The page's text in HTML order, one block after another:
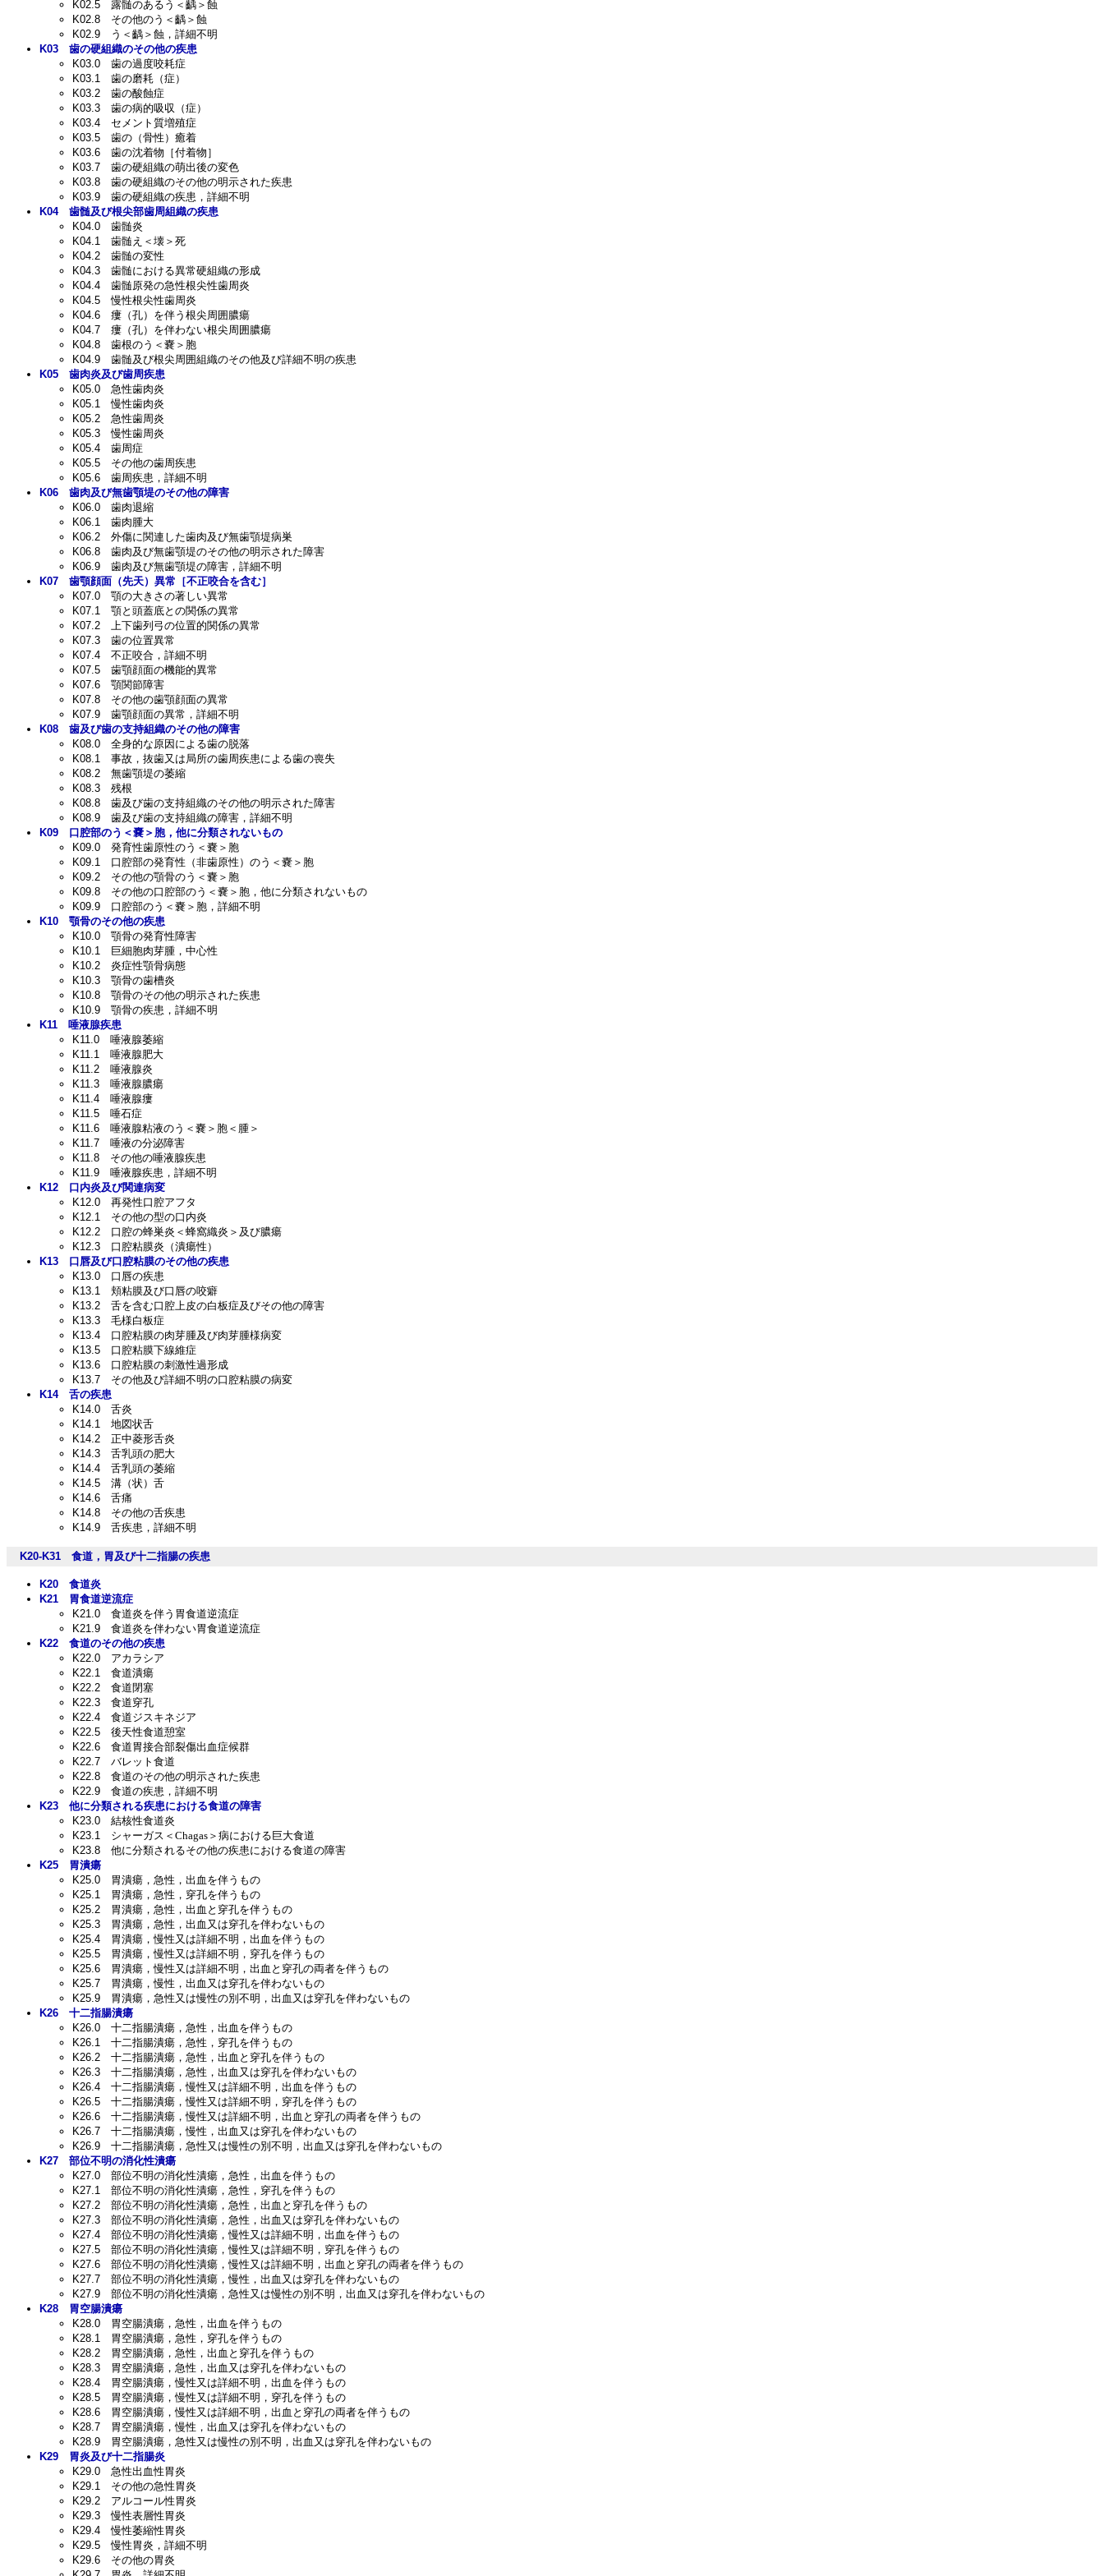
K02.5 露髄のあるう＜齲＞蝕
K02.8 その他のう＜齲＞蝕
K02.9 う＜齲＞蝕，詳細不明
K03 歯の硬組織のその他の疾患
K03.0 歯の過度咬耗症
K03.1 歯の磨耗（症）
K03.2 歯の酸蝕症
K03.3 歯の病的吸収（症）
K03.4 セメント質増殖症
K03.5 歯の（骨性）癒着
K03.6 歯の沈着物［付着物］
K03.7 歯の硬組織の萌出後の変色
K03.8 歯の硬組織のその他の明示された疾患
K03.9 歯の硬組織の疾患，詳細不明
K04歯髄及び根尖部歯周組織の疾患
K04.0 歯髄炎
K04.1 歯髄え＜壊＞死
K04.2 歯髄の変性
K04.3 歯髄における異常硬組織の形成
K04.4 歯髄原発の急性根尖性歯周炎
K04.5 慢性根尖性歯周炎
K04.6 瘻（孔）を伴う根尖周囲膿瘍
K04.7 瘻（孔）を伴わない根尖周囲膿瘍
K04.8 歯根のう＜嚢＞胞
K04.9 歯髄及び根尖周囲組織のその他及び詳細不明の疾患
K05 歯肉炎及び歯周疾患
K05.0 急性歯肉炎
K05.1 慢性歯肉炎
K05.2 急性歯周炎
K05.3 慢性歯周炎
K05.4 歯周症
K05.5 その他の歯周疾患
K05.6 歯周疾患，詳細不明
K06 歯肉及び無歯顎堤のその他の障害
K06.0 歯肉退縮
K06.1 歯肉腫大
K06.2 外傷に関連した歯肉及び無歯顎堤病巣
K06.8 歯肉及び無歯顎堤のその他の明示された障害
K06.9 歯肉及び無歯顎堤の障害，詳細不明
K07 歯顎顔面（先天）異常［不正咬合を含む］
K07.0 顎の大きさの著しい異常
K07.1 顎と頭蓋底との関係の異常
K07.2 上下歯列弓の位置的関係の異常
K07.3 歯の位置異常
K07.4 不正咬合，詳細不明
K07.5 歯顎顔面の機能的異常
K07.6 顎関節障害
K07.8 その他の歯顎顔面の異常
K07.9 歯顎顔面の異常，詳細不明
K08 歯及び歯の支持組織のその他の障害
K08.0 全身的な原因による歯の脱落
K08.1 事故，抜歯又は局所の歯周疾患による歯の喪失
K08.2 無歯顎堤の萎縮
K08.3 残根
K08.8 歯及び歯の支持組織のその他の明示された障害
K08.9 歯及び歯の支持組織の障害，詳細不明
K09 口腔部のう＜嚢＞胞，他に分類されないもの
K09.0 発育性歯原性のう＜嚢＞胞
K09.1 口腔部の発育性（非歯原性）のう＜嚢＞胞
K09.2 その他の顎骨のう＜嚢＞胞
K09.8 その他の口腔部のう＜嚢＞胞，他に分類されないもの
K09.9 口腔部のう＜嚢＞胞，詳細不明
K10 顎骨のその他の疾患
K10.0 顎骨の発育性障害
K10.1 巨細胞肉芽腫，中心性
K10.2 炎症性顎骨病態
K10.3 顎骨の歯槽炎
K10.8 顎骨のその他の明示された疾患
K10.9 顎骨の疾患，詳細不明
K11 唾液腺疾患
K11.0 唾液腺萎縮
K11.1 唾液腺肥大
K11.2 唾液腺炎
K11.3 唾液腺膿瘍
K11.4 唾液腺瘻
K11.5 唾石症
K11.6 唾液腺粘液のう＜嚢＞胞＜腫＞
K11.7 唾液の分泌障害
K11.8 その他の唾液腺疾患
K11.9 唾液腺疾患，詳細不明
K12 口内炎及び関連病変
K12.0 再発性口腔アフタ
K12.1 その他の型の口内炎
K12.2 口腔の蜂巣炎＜蜂窩織炎＞及び膿瘍
K12.3 口腔粘膜炎（潰瘍性）
K13 口唇及び口腔粘膜のその他の疾患
K13.0 口唇の疾患
K13.1 頬粘膜及び口唇の咬癖
K13.2 舌を含む口腔上皮の白板症及びその他の障害
K13.3 毛様白板症
K13.4 口腔粘膜の肉芽腫及び肉芽腫様病変
K13.5 口腔粘膜下線維症
K13.6 口腔粘膜の刺激性過形成
K13.7 その他及び詳細不明の口腔粘膜の病変
K14舌の疾患
K14.0 舌炎
K14.1 地図状舌
K14.2 正中菱形舌炎
K14.3 舌乳頭の肥大
K14.4 舌乳頭の萎縮
K14.5 溝（状）舌
K14.6 舌痛
K14.8 その他の舌疾患
K14.9 舌疾患，詳細不明
K20-K31 食道，胃及び十二指腸の疾患
K20 食道炎
K21 胃食道逆流症
K21.0 食道炎を伴う胃食道逆流症
K21.9 食道炎を伴わない胃食道逆流症
K22 食道のその他の疾患
K22.0 アカラシア
K22.1
食道潰瘍
K22.2 食道閉塞
K22.3 食道穿孔
K22.4 食道ジスキネジア
K22.5 後天性食道憩室
K22.6 食道胃接合部裂傷出血症候群
K22.7 バレット食道
K22.8 食道のその他の明示された疾患
K22.9 食道の疾患，詳細不明
K23 他に分類される疾患における食道の障害
K23.0 結核性食道炎
K23.1
シャーガス＜Chagas＞病における巨大食道
K23.8 他に分類されるその他の疾患における食道の障害
K25 胃潰瘍
K25.0 胃潰瘍，急性，出血を伴うもの
K25.1
胃潰瘍，急性，穿孔を伴うもの
K25.2 胃潰瘍，急性，出血と穿孔を伴うもの
K25.3 胃潰瘍，急性，出血又は穿孔を伴わないもの
K25.4 胃潰瘍，慢性又は詳細不明，出血を伴うもの
K25.5 胃潰瘍，慢性又は詳細不明，穿孔を伴うもの
K25.6 胃潰瘍，慢性又は詳細不明，出血と穿孔の両者を伴うもの
K25.7 胃潰瘍，慢性，出血又は穿孔を伴わないもの
K25.9 胃潰瘍，急性又は慢性の別不明，出血又は穿孔を伴わないもの
K26 十二指腸潰瘍
K26.0 十二指腸潰瘍，急性，出血を伴うもの
K26.1
十二指腸潰瘍，急性，穿孔を伴うもの
K26.2 十二指腸潰瘍，急性，出血と穿孔を伴うもの
K26.3 十二指腸潰瘍，急性，出血又は穿孔を伴わないもの
K26.4 十二指腸潰瘍，慢性又は詳細不明，出血を伴うもの
K26.5 十二指腸潰瘍，慢性又は詳細不明，穿孔を伴うもの
K26.6 十二指腸潰瘍，慢性又は詳細不明，出血と穿孔の両者を伴うもの
K26.7 十二指腸潰瘍，慢性，出血又は穿孔を伴わないもの
K26.9 十二指腸潰瘍，急性又は慢性の別不明，出血又は穿孔を伴わないもの
K27 部位不明の消化性潰瘍
K27.0 部位不明の消化性潰瘍，急性，出血を伴うもの
K27.1
部位不明の消化性潰瘍，急性，穿孔を伴うもの
K27.2 部位不明の消化性潰瘍，急性，出血と穿孔を伴うもの
K27.3 部位不明の消化性潰瘍，急性，出血又は穿孔を伴わないもの
K27.4 部位不明の消化性潰瘍，慢性又は詳細不明，出血を伴うもの
K27.5 部位不明の消化性潰瘍，慢性又は詳細不明，穿孔を伴うもの
K27.6 部位不明の消化性潰瘍，慢性又は詳細不明，出血と穿孔の両者を伴うもの
K27.7 部位不明の消化性潰瘍，慢性，出血又は穿孔を伴わないもの
K27.9 部位不明の消化性潰瘍，急性又は慢性の別不明，出血又は穿孔を伴わないもの
K28 胃空腸潰瘍
K28.0 胃空腸潰瘍，急性，出血を伴うもの
K28.1
胃空腸潰瘍，急性，穿孔を伴うもの
K28.2 胃空腸潰瘍，急性，出血と穿孔を伴うもの
K28.3 胃空腸潰瘍，急性，出血又は穿孔を伴わないもの
K28.4 胃空腸潰瘍，慢性又は詳細不明，出血を伴うもの
K28.5 胃空腸潰瘍，慢性又は詳細不明，穿孔を伴うもの
K28.6 胃空腸潰瘍，慢性又は詳細不明，出血と穿孔の両者を伴うもの
K28.7 胃空腸潰瘍，慢性，出血又は穿孔を伴わないもの
K28.9 胃空腸潰瘍，急性又は慢性の別不明，出血又は穿孔を伴わないもの
K29 胃炎及び十二指腸炎
K29.0 急性出血性胃炎
K29.1
その他の急性胃炎
K29.2 アルコール性胃炎
K29.3 慢性表層性胃炎
K29.4 慢性萎縮性胃炎
K29.5 慢性胃炎，詳細不明
K29.6 その他の胃炎